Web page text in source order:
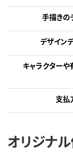
手描きの
デザイン
キャラクター
支払
オリジナ